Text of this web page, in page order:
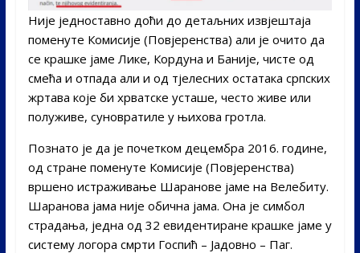
Није једноставно доћи до детаљних извјештаја
поменуте Комисије (Повјеренства) али је очито да
се крашке јаме Лике, Кордуна и Баније, чисте од
смећа и отпада али и од тјелесних остатака српских
жртава које би хрватске усташе, често живе или
полуживе, суновратиле у њихова гротла.
Познато је да је почетком децембра 2016. године,
од стране поменуте Комисије (Повјеренства)
вршено истраживање Шаранове јаме на Велебиту.
Шаранова јама није обична јама. Она је симбол
страдања, једна од 32 евидентиране крашке јаме у
систему логора смрти Госпић – Јадовно – Паг.